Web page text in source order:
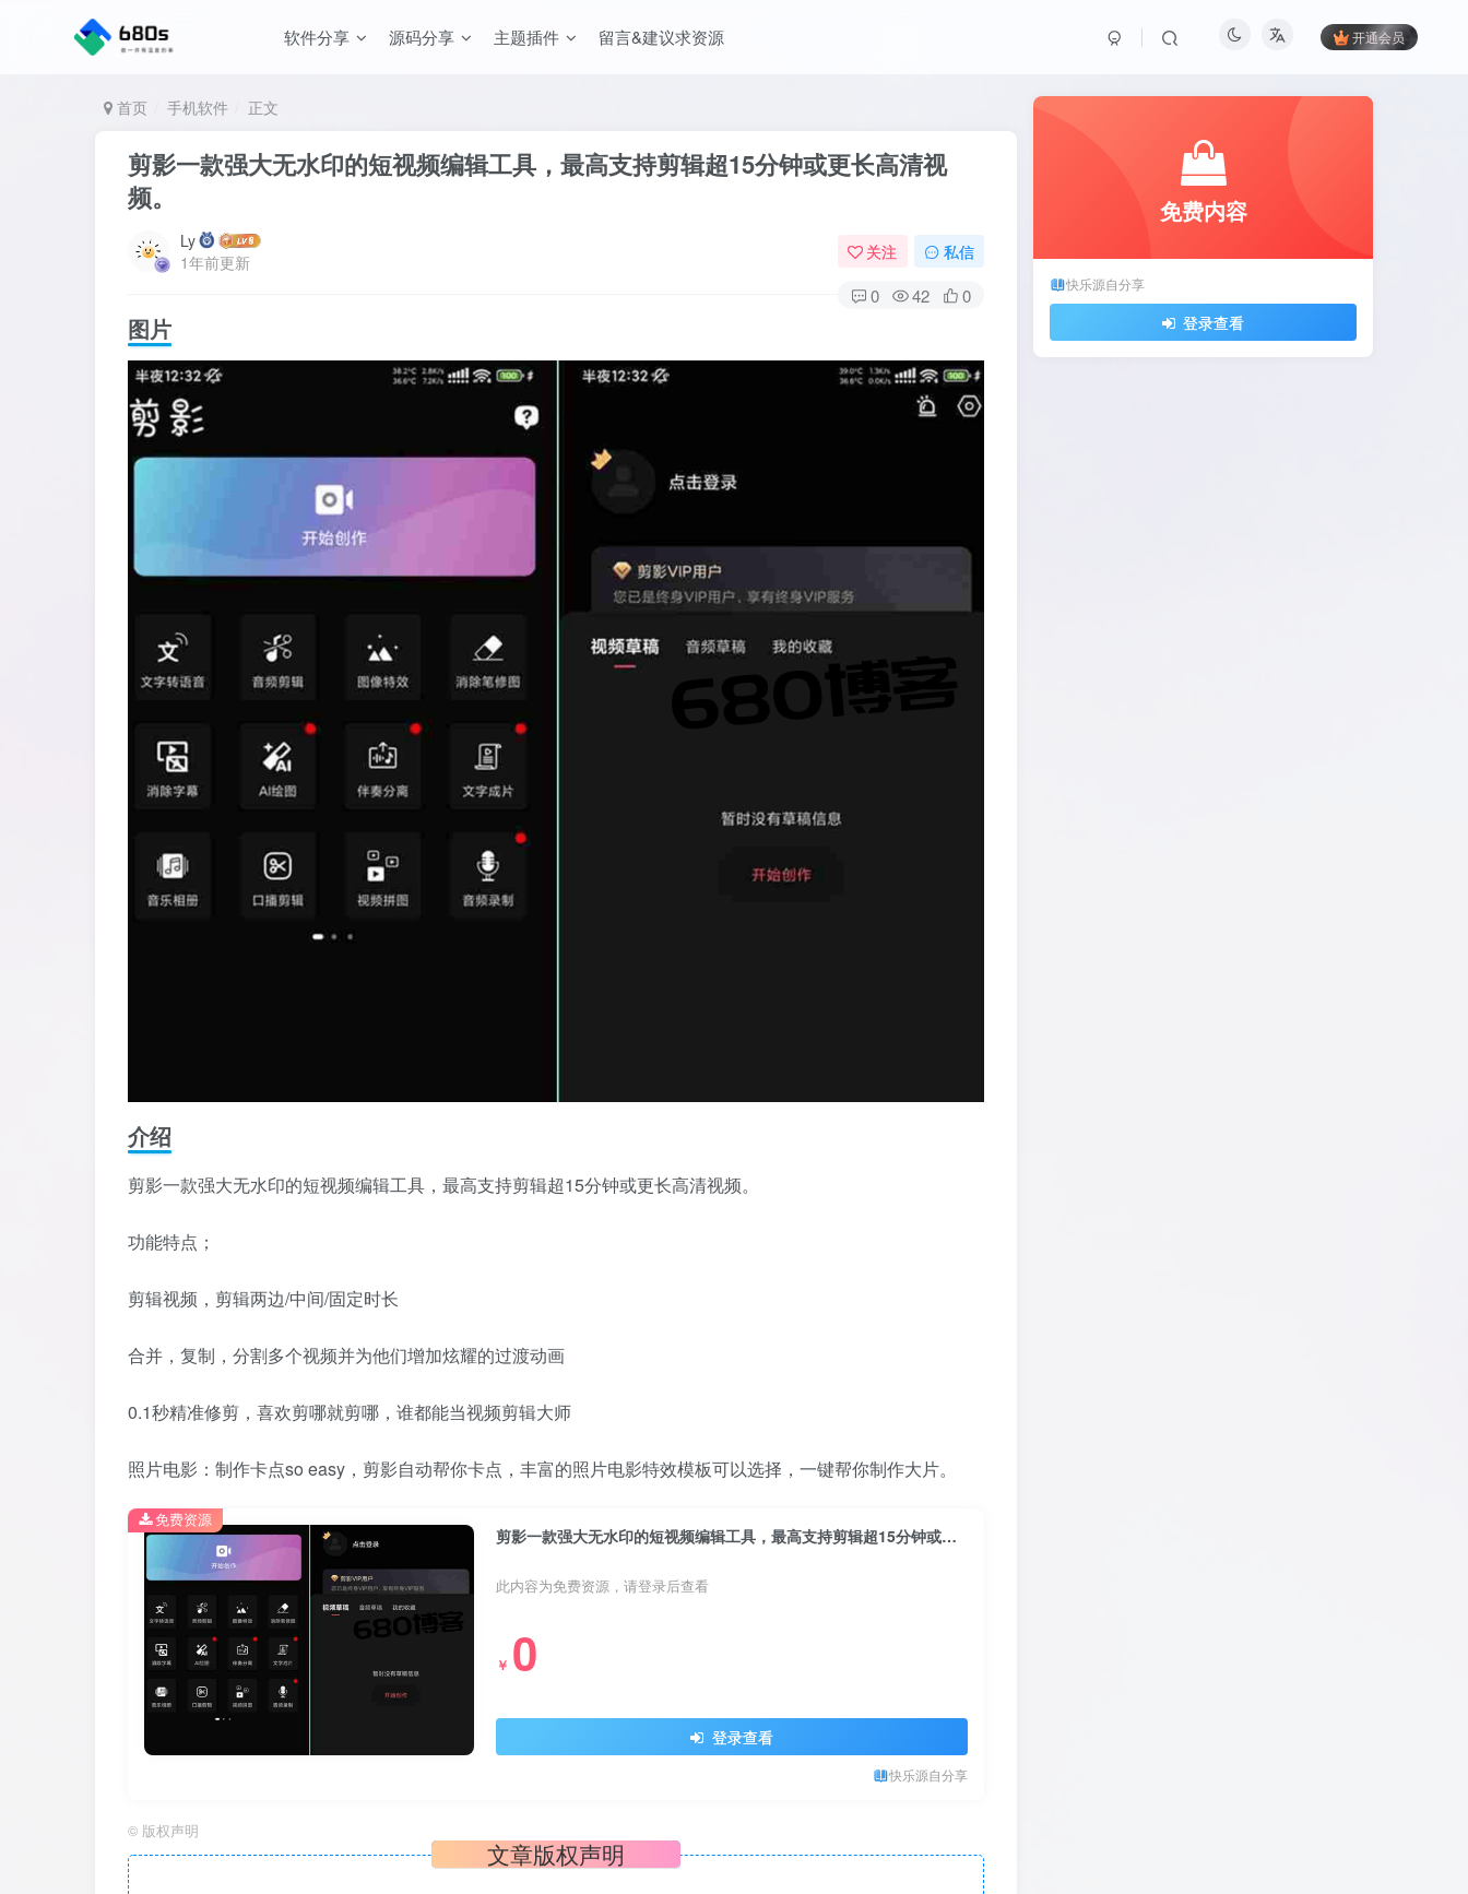
软件分享 源码分享 主题插件 留言&建议求资源 开通会员
首页 手机软件 正文
剪影一款强大无水印的短视频编辑工具，最高支持剪辑超15分钟或更长高清视
频。
Ly
1年前更新
关注 私信
0 42 0
图片
介绍
剪影一款强大无水印的短视频编辑工具，最高支持剪辑超15分钟或更长高清视频。
功能特点；
剪辑视频，剪辑两边/中间/固定时长
合并，复制，分割多个视频并为他们增加炫耀的过渡动画
0.1秒精准修剪，喜欢剪哪就剪哪，谁都能当视频剪辑大师
照片电影：制作卡点so easy，剪影自动帮你卡点，丰富的照片电影特效模板可以选择，一键帮你制作大片。
剪影一款强大无水印的短视频编辑工具，最高支持剪辑超15分钟或更长高清视频。
此内容为免费资源，请登录后查看
￥ 0
登录查看
快乐源自分享
免费资源
© 版权声明
文章版权声明
免费内容
快乐源自分享
登录查看